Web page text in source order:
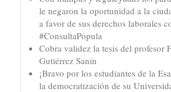
le negaron la oportunidad a la
a favor de sus derechos laborales
#ConsultaPopula
Cobra validez la tesis del profesor
Gutiérrez Sanín
¡Bravo por los estudiantes de la
la democratización de su